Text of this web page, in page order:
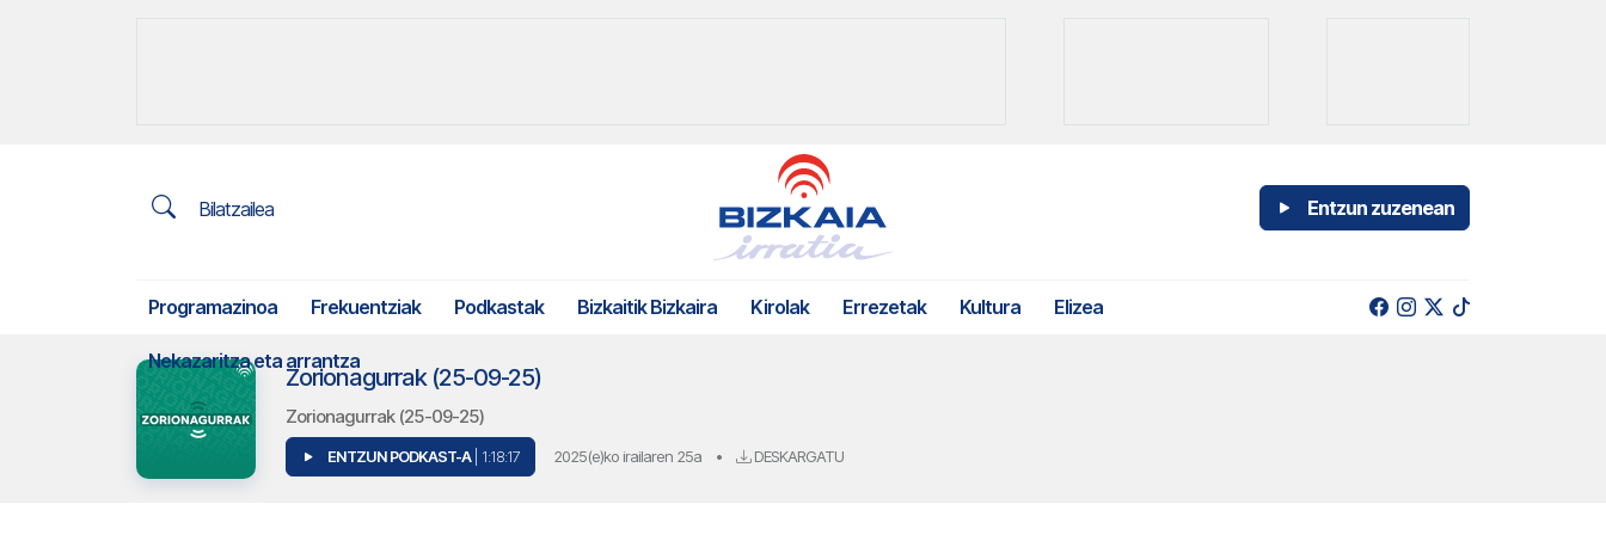
Bilatzailea Entzun zuzenean
Programazinoa Frekuentziak Podkastak Bizkaitik Bizkaira Kirolak Errezetak Kultura Elizea
Nekazaritza eta arrantza
Zorionagurrak (25-09-25)
Zorionagurrak (25-09-25)
ENTZUN PODKAST-A | 1:18:17 2025(e)ko irailaren 25a • DESKARGATU